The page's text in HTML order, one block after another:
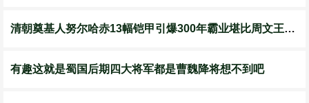
清朝奠基人努尔哈赤13幅铠甲引爆300年霸业堪比周文王拉车
有趣这就是蜀国后期四大将军都是曹魏降将想不到吧